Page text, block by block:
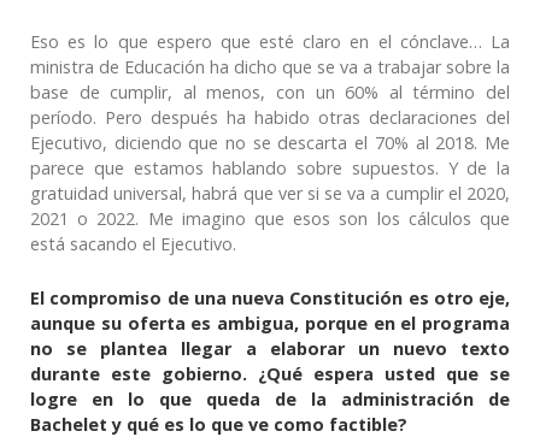
Eso es lo que espero que esté claro en el cónclave… La
ministra de Educación ha dicho que se va a trabajar sobre la
base de cumplir, al menos, con un 60% al término del
período. Pero después ha habido otras declaraciones del
Ejecutivo, diciendo que no se descarta el 70% al 2018. Me
parece que estamos hablando sobre supuestos. Y de la
gratuidad universal, habrá que ver si se va a cumplir el 2020,
2021 o 2022. Me imagino que esos son los cálculos que
está sacando el Ejecutivo.
El compromiso de una nueva Constitución es otro eje,
aunque su oferta es ambigua, porque en el programa
no se plantea llegar a elaborar un nuevo texto
durante este gobierno. ¿Qué espera usted que se
logre en lo que queda de la administración de
Bachelet y qué es lo que ve como factible?